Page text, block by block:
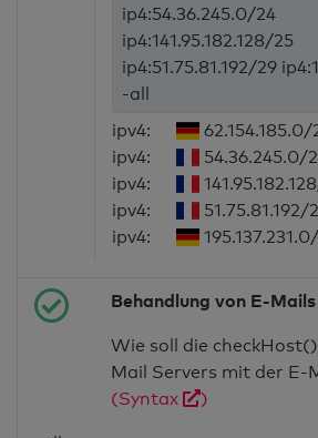
ip4:54.36.245.0/24
ip4:141.95.182.128/25
ip4:51.75.81.192/29
-all
ipv4:
62.154.185.0/
ipv4:
54.36.245.0/
ipv4:
ipv4:
51.75.81.192/
ipv4:
Behandlung von E-Mails
Wie soll die
Mail Servers mit der E-
(Syntax
)